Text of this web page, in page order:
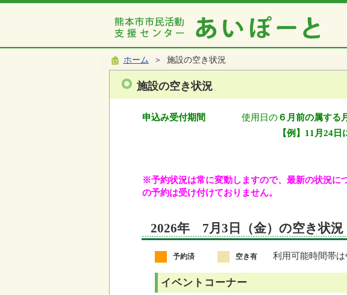
ホーム ＞ 施設の空き状況
施設の空き状況
申込み受付期間 使用日の６月前の属する
【例】11月24
※予約状況は常に変動しますので、最新の状況に
の予約は受け付けておりません。
2026年 7月3日（金）の空き状況
予約済 空き有 利用可能時間帯は
イベントコーナー